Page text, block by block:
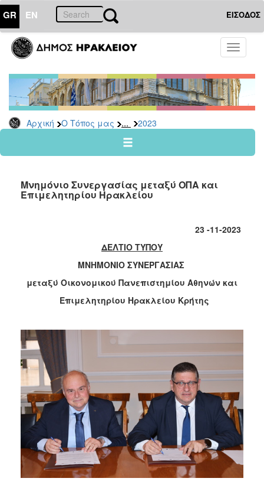
GR EN ΕΙΣΟΔΟΣ
Toggle
Αρχική Ο Τόπος μας ... 2023
ΤΟΠΟΣ
ΜΑΣ
Ανακοινώσεις
Αρχείο
2026
2024
2022
2017
2016
2012
ΔΗΜΟΣ
ΠΟΛΙΤΙΣΜΟΣ
ΑΝΘΕΚΤΙΚΗ
ΠΟΛΗ
Μνημόνιο Συνεργασίας μεταξύ ΟΠΑ και
Επιμελητηρίου Ηρακλείου
23 -11-2023
ΔΕΛΤΙΟ ΤΥΠΟΥ
ΜΝΗΜΟΝΙΟ ΣΥΝΕΡΓΑΣΙΑΣ
μεταξύ Οικονομικού Πανεπιστημίου Αθηνών και
Επιμελητηρίου Ηρακλείου Κρήτης